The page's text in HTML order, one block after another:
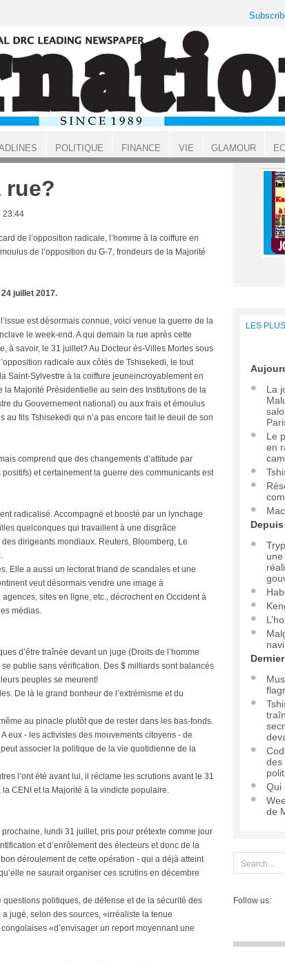
rue?
23:44
de l’opposition radicale, l’homme à la coiffure en
de l’opposition du G-7, frondeurs de la Majorité
24 juillet 2017.
est désormais connue, voici venue la guerre de la
le week-end. A qui demain la rue après cette
à savoir, le 31 juillet? Au Docteur ès-Villes Mortes sous
radicale aux côtés de Tshisekedi, le tout
Saint-Sylvestre à la coiffure jeuneincroyablement en
Majorité Présidentielle au sein des Institutions de la
du Gouvernement national) ou aux frais et émoulus
fils Tshisekedi qui n’a pas encore fait le deuil de son
comprend que des changements d’attitude par
et certainement la guerre des communicants est
radicalisé. Accompagné et boosté par un lynchage
quelconques qui travaillent à une disgrâce
dirigeants mondiaux. Reuters, Bloomberg, Le
Elle a aussi un lectorat friand de scandales et une
veut désormais vendre une image à
sites en ligne, etc., décrochent en Occident à
médias.
d’être traînée devant un juge (Droits de l’homme
publie sans vérification. Des $ milliards sont balancés
peuples se meurent!
De là le grand bonheur de l’extrémisme et du
au pinacle plutôt que de rester dans les bas-fonds.
eux - les activistes des mouvements citoyens - de
associer la politique de la vie quotidienne de la
l’ont été avant lui, il réclame les scrutions avant le 31
CENI et la Majorité à la vindicte populaire.
lundi 31 juillet, pris pour prétexte comme jour
et d’enrôlement des électeurs et donc de la
déroulement de cette opération - qui a déjà atteint
ne saurait organiser ces scrutins en décembre
politiques, de défense et de la sécurité des
jugé, selon des sources, «irréaliste la tenue
«d’envisager un report moyennant une
LES
La
Le
en
des
Qui
de
Follow us:
POLITIQUE FINANCE VIE GLAMOUR